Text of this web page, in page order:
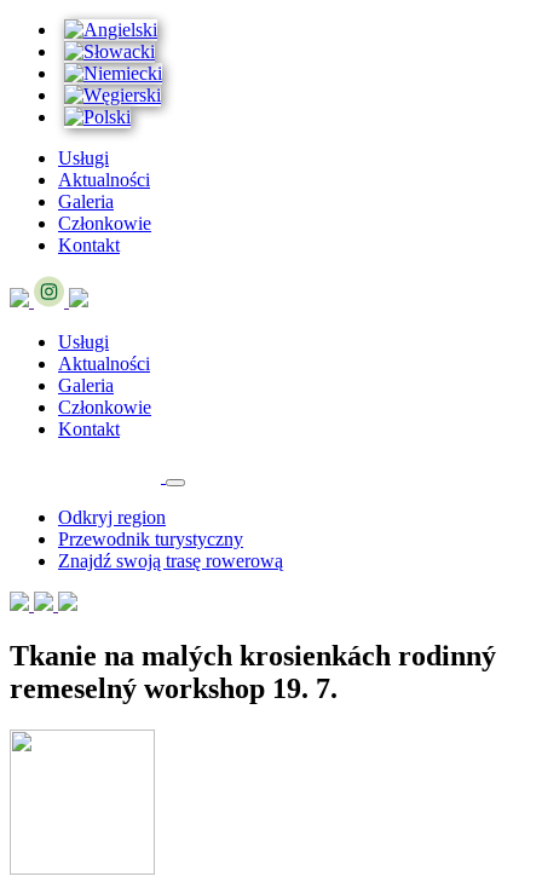
Usługi
Aktualności
Galeria
Członkowie
Kontakt
Usługi
Aktualności
Galeria
Członkowie
Kontakt
Odkryj region
Przewodnik turystyczny
Znajdź swoją trasę rowerową
Tkanie na malých krosienkách rodinný
remeselný workshop 19. 7.